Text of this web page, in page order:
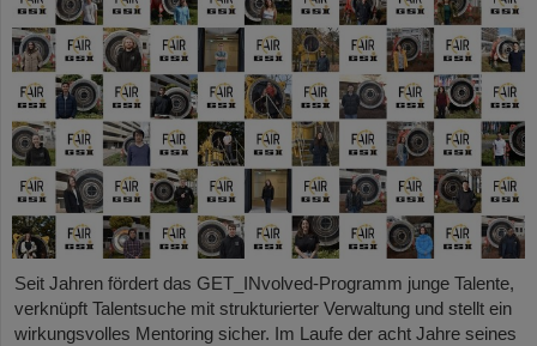
Seit Jahren fördert das GET_INvolved-Programm junge Talente,
verknüpft Talentsuche mit strukturierter Verwaltung und stellt ein
wirkungsvolles Mentoring sicher. Im Laufe der acht Jahre seines